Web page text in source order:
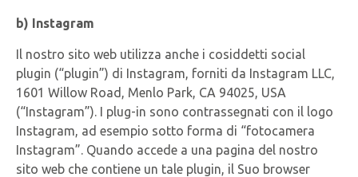
b) Instagram
Il nostro sito web utilizza anche i cosiddetti social
plugin (“plugin”) di Instagram, forniti da Instagram LLC,
1601 Willow Road, Menlo Park, CA 94025, USA
(“Instagram”). I plug-in sono contrassegnati con il logo
Instagram, ad esempio sotto forma di “fotocamera
Instagram”. Quando accede a una pagina del nostro
sito web che contiene un tale plugin, il Suo browser